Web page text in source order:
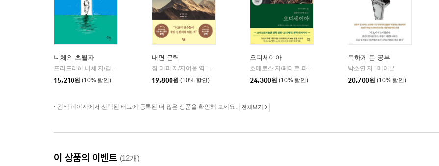
니체의 초월자
프리드리히 니체 저/김철 편역
15,210원 (10% 할인)
내면 근력
짐 머피 저/지여울 역
윌북(willbook)
19,800원 (10% 할인)
오디세이아
호메로스 저/페테르 파울 루벤스 그림/박문재 역
현대지성
24,300원 (10% 할인)
독하게 돈 공부
박소연 저
메이븐
20,700원 (10% 할인)
검색 페이지에서 선택된 태그에 등록된 더 많은 상품을 확인해 보세요. 전체보기
이 상품의 이벤트 (12개)